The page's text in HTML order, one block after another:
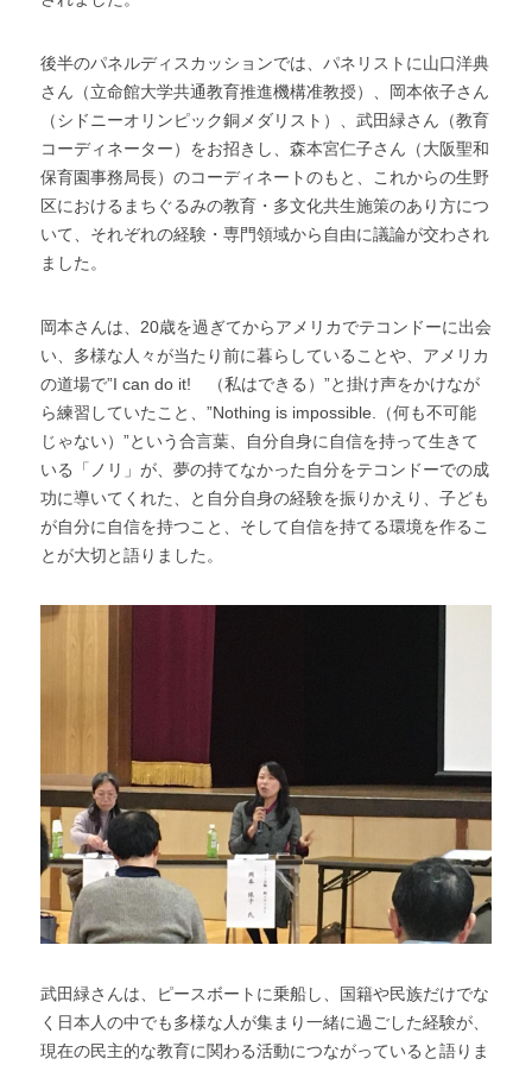
後半のパネルディスカッションでは、パネリストに山口洋典
さん（立命館大学共通教育推進機構准教授）、岡本依子さん
（シドニーオリンピック銅メダリスト）、武田緑さん（教育
コーディネーター）をお招きし、森本宮仁子さん（大阪聖和
保育園事務局長）のコーディネートのもと、これからの生野
区におけるまちぐるみの教育・多文化共生施策のあり方につ
いて、それぞれの経験・専門領域から自由に議論が交わされ
ました。
岡本さんは、20歳を過ぎてからアメリカでテコンドーに出会
い、多様な人々が当たり前に暮らしていることや、アメリカ
の道場で”I can do it!　（私はできる）”と掛け声をかけなが
ら練習していたこと、”Nothing is impossible.（何も不可能
じゃない）”という合言葉、自分自身に自信を持って生きて
いる「ノリ」が、夢の持てなかった自分をテコンドーでの成
功に導いてくれた、と自分自身の経験を振りかえり、子ども
が自分に自信を持つこと、そして自信を持てる環境を作るこ
とが大切と語りました。
武田緑さんは、ピースボートに乗船し、国籍や民族だけでな
く日本人の中でも多様な人が集まり一緒に過ごした経験が、
現在の民主的な教育に関わる活動につながっていると語りま